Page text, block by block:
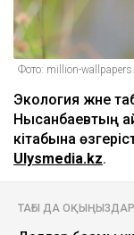
Фото: million-
Экология және
Нысанбаевтың
кітабына
Ulysmedia.kz.
ТАҒЫ ДА ОҚЫҢЫЗДАР